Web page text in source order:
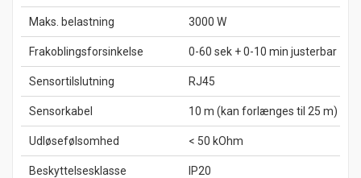
Maks. belastning 3000 W
Frakoblingsforsinkelse 0-60 sek + 0-10 min justerbar
Sensortilslutning RJ45
Sensorkabel 10 m (kan forlænges til 25 m)
Udløsefølsomhed < 50 kOhm
Beskyttelsesklasse IP20